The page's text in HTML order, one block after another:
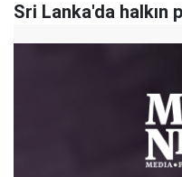
Sri Lanka'da halkın